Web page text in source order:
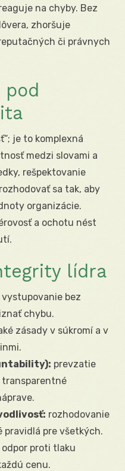
na chyby. Bez
zhoršuje
či právnych
pod
je to komplexná
medzi slovami a
rešpektovanie
sa tak, aby
organizácie.
a ochotu nést
lídra
bez
chybu.
zásady v súkromí a v
prevzatie
rozhodovanie
pravidlá pre všetkých.
odpor proti tlaku
cenu.